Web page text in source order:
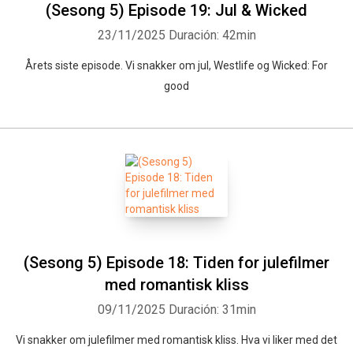
(Sesong 5) Episode 19: Jul & Wicked
23/11/2025 Duración: 42min
Årets siste episode. Vi snakker om jul, Westlife og Wicked: For
good
(Sesong 5) Episode 18: Tiden for julefilmer
med romantisk kliss
09/11/2025 Duración: 31min
Vi snakker om julefilmer med romantisk kliss. Hva vi liker med det